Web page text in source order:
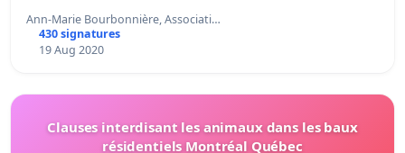
Ann-Marie Bourbonnière, Associati…
430 signatures
19 Aug 2020
Clauses interdisant les animaux dans les baux
résidentiels Montréal Québec